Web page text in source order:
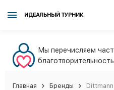
ИДЕАЛЬНЫЙ ТУРНИК
Главная Бренды Dittmann
Мы перечисляем
благотворительность